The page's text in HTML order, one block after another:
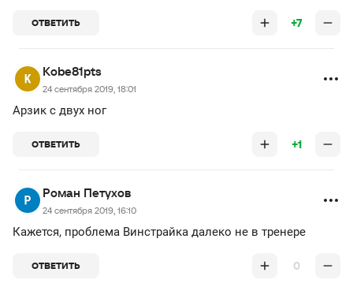
ОТВЕТИТЬ +7
Kobe81pts
24 сентября 2019, 18:01
Арзик с двух ног
ОТВЕТИТЬ +1
Роман Петухов
24 сентября 2019, 16:10
Кажется, проблема Винстрайка далеко не в тренере
ОТВЕТИТЬ 0